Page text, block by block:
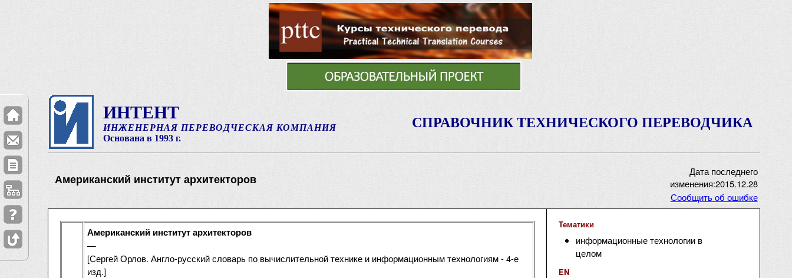
ИНТЕНТ
ИНЖЕНЕРНАЯ ПЕРЕВОДЧЕСКАЯ КОМПАНИЯ
Основана в 1993 г.
СПРАВОЧНИК ТЕХНИЧЕСКОГО ПЕРЕВОДЧИКА
Американский институт архитекторов
Дата последнего
изменения:2015.12.28
Сообщить об ошибке
Американский институт архитекторов
—
[Сергей Орлов. Англо-русский словарь по вычислительной технике и информационным технологиям - 4-е
изд.]
Тематики
информационные технологии в
целом
EN